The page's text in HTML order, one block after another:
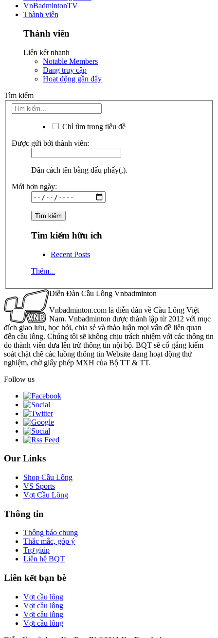
VnBadmintonTV
Thành viên
Thành viên
Liên kết nhanh
Notable Members
Đang truy cập
Hoạt động gần đây
Tìm kiếm
Chỉ tìm trong tiêu đề
Được gửi bởi thành viên:
Dãn cách tên bằng dấu phẩy(,).
Mới hơn ngày:
Tìm kiếm hữu ích
Recent Posts
Thêm...
Diễn Đàn Cầu Lông Vnbadminton
Vnbadminton.com là diễn đàn về Cầu Lông Việt
Nam. Vnbadminton được thành lập từ 2012 với mục
đích giao lưu, học hỏi, chia sẻ và thảo luận mọi vấn đề liên quan
đến cầu lông. Chúng tôi sẽ không chịu trách nhiệm với các thông tin
do thành viên đưa lên trừ thông tin nội bộ. BQT sẽ cố gắng kiểm
soát chặt chẽ các luồng thông tin Website đang hoạt động thử
nghiệm, chờ giấy phép MXH của Bộ TT & TT.
Follow us
Our Links
Shop Cầu Lông
VS Sports
Vợt Cầu Lông
Thông tin
Thông báo chung
Thắc mắc, góp ý
Trợ giúp
Liên hệ BQT
Liên kết bạn bè
Vợt cầu lông
Vợt cầu lông
Vợt cầu lông
Vợt cầu lông